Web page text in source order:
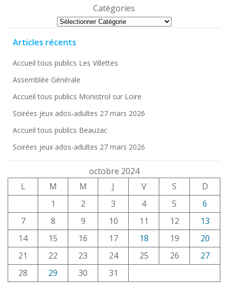
Catégories
Articles récents
Accueil tous publics Les Villettes
Assemblée Générale
Accueil tous publics Monistrol sur Loire
Soirées jeux ados-adultes 27 mars 2026
Accueil tous publics Beauzac
Soirées jeux ados-adultes 27 mars 2026
octobre 2024
L
M M J V S
D
1
2 3 4 5
6
7
8 9 10 11 12
13
14
15 16 17 18 19
20
21
22 23 24 25 26
27
28
29 30
31